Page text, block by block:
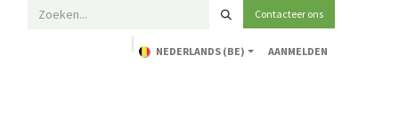
Contacteer ons
NEDERLANDS (BE) AANMELDEN